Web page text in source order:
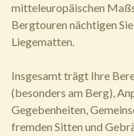
mitteleuropäischen
Bergtouren nächtigen
Liegematten.
Insgesamt trägt Ihre
(besonders am Berg),
Gegebenheiten,
fremden Sitten und